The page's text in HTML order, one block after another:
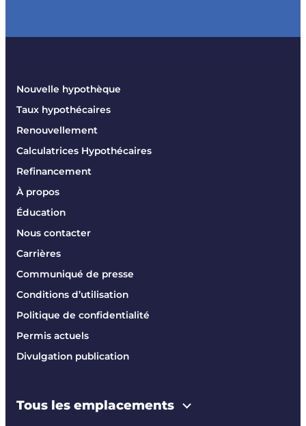
Nouvelle hypothèque
Taux hypothécaires
Renouvellement
Calculatrices Hypothécaires
Refinancement
À propos
Éducation
Nous contacter
Carrières
Communiqué de presse
Conditions d’utilisation
Politique de confidentialité
Permis actuels
Divulgation publication
Tous les emplacements